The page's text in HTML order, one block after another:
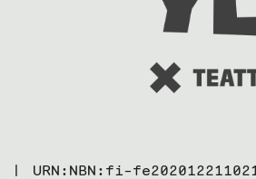
URN:NBN:fi-